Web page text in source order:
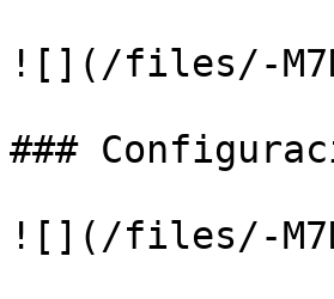
![](/files/-
###
![](/files/-